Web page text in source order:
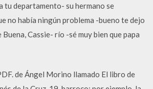
tu departamento- su hermano se
no había ningún problema -bueno te dejo
Cassie- río -sé muy bien que papa
de Ángel Morino llamado El libro de